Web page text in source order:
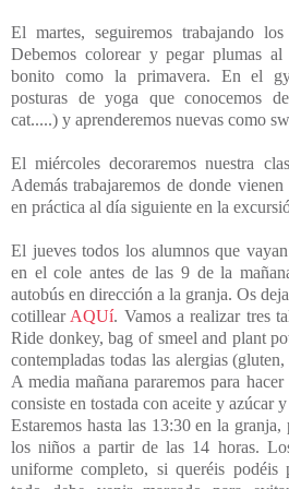
El martes, seguiremos trabajando
Debemos colorear y pegar plumas
bonito como la primavera. En el
posturas de yoga que conocemos
cat.....) y aprenderemos nuevas como
El miércoles decoraremos nuestra
Además trabajaremos de donde
en práctica al día siguiente en la
El jueves todos los alumnos que
en el cole antes de las 9 de la
autobús en dirección a la granja. Os
cotillear AQUí. Vamos a realizar tres
Ride donkey, bag of smeel and plant
contempladas todas las alergias
A media mañana pararemos para
consiste en tostada con aceite y azúcar
Estaremos hasta las 13:30 en la
los niños a partir de las 14 horas.
uniforme completo, si queréis podéis